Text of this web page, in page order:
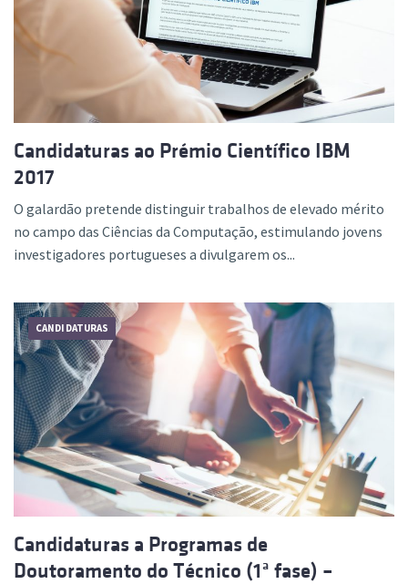
Candidaturas ao Prémio Científico IBM
2017
O galardão pretende distinguir trabalhos de elevado mérito
no campo das Ciências da Computação, estimulando jovens
investigadores portugueses a divulgarem os...
CANDIDATURAS
Candidaturas a Programas de
Doutoramento do Técnico (1ª fase) –